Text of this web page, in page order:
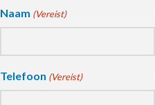
Naam (Vereist)
Telefoon (Vereist)